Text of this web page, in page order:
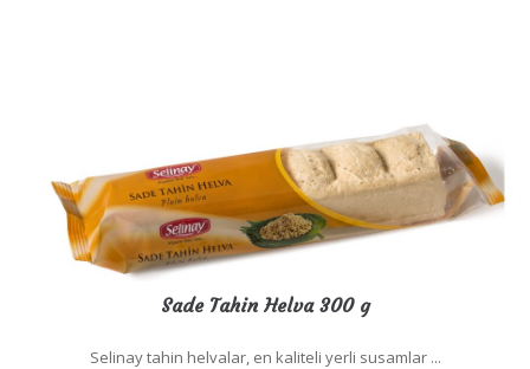
Sade Tahin Helva 300 g
Selinay tahin helvalar, en kaliteli yerli susamlar ...